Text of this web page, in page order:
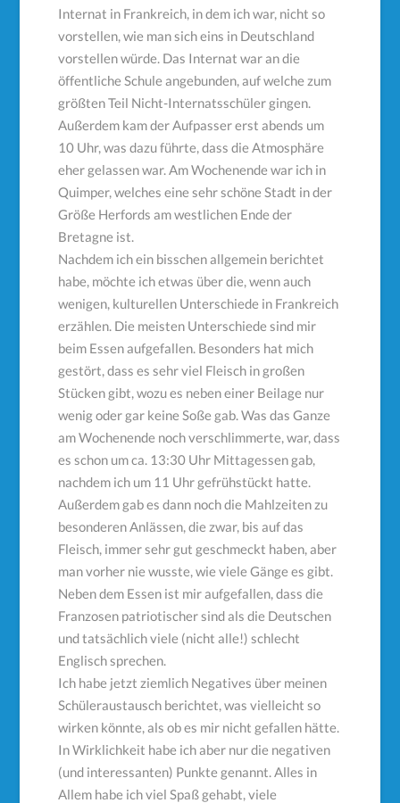
Internat in Frankreich, in dem ich war, nicht so
vorstellen, wie man sich eins in Deutschland
vorstellen würde. Das Internat war an die
öffentliche Schule angebunden, auf welche zum
größten Teil Nicht-Internatsschüler gingen.
Außerdem kam der Aufpasser erst abends um
10 Uhr, was dazu führte, dass die Atmosphäre
eher gelassen war. Am Wochenende war ich in
Quimper, welches eine sehr schöne Stadt in der
Größe Herfords am westlichen Ende der
Bretagne ist.
Nachdem ich ein bisschen allgemein berichtet
habe, möchte ich etwas über die, wenn auch
wenigen, kulturellen Unterschiede in Frankreich
erzählen. Die meisten Unterschiede sind mir
beim Essen aufgefallen. Besonders hat mich
gestört, dass es sehr viel Fleisch in großen
Stücken gibt, wozu es neben einer Beilage nur
wenig oder gar keine Soße gab. Was das Ganze
am Wochenende noch verschlimmerte, war, dass
es schon um ca. 13:30 Uhr Mittagessen gab,
nachdem ich um 11 Uhr gefrühstückt hatte.
Außerdem gab es dann noch die Mahlzeiten zu
besonderen Anlässen, die zwar, bis auf das
Fleisch, immer sehr gut geschmeckt haben, aber
man vorher nie wusste, wie viele Gänge es gibt.
Neben dem Essen ist mir aufgefallen, dass die
Franzosen patriotischer sind als die Deutschen
und tatsächlich viele (nicht alle!) schlecht
Englisch sprechen.
Ich habe jetzt ziemlich Negatives über meinen
Schüleraustausch berichtet, was vielleicht so
wirken könnte, als ob es mir nicht gefallen hätte.
In Wirklichkeit habe ich aber nur die negativen
(und interessanten) Punkte genannt. Alles in
Allem habe ich viel Spaß gehabt, viele